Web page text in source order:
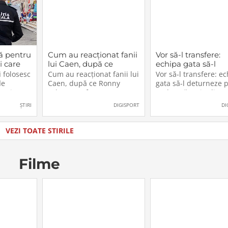
pentru
care
iar
sau
un
în care
ȘTIRI
Cum au reacționat fanii
lui Caen, după ce
Ronny Labonne a fost
prezentat oficial la
FCSB
Cum au reacționat fanii lui
Caen, după ce Ronny
Labonne a fost prezentat
DIGISPORT
Vor să-l transfere:
echipa gata să-l
deturneze pe
Drăgușin din
către Juventus!
Vor să-l transfere:
gata să-l deturneze
Radu Drăgușin din
drumul către
VEZI TOATE STIRILE
Filme